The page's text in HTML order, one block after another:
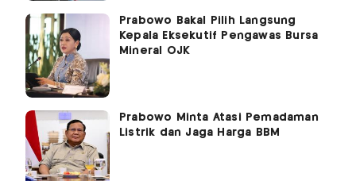
Prabowo Bakal Pilih Langsung
Kepala Eksekutif Pengawas Bursa
Mineral OJK
Prabowo Minta Atasi Pemadaman
Listrik dan Jaga Harga BBM